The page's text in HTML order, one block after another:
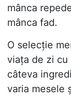
mânca
mânca fad.
O selecție
viața de zi cu
câteva
varia mesele